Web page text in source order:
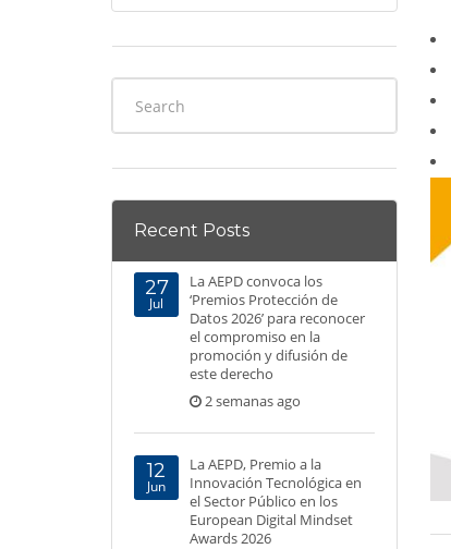
Recent Posts
27
Jul
La AEPD convoca los
‘Premios Protección de
Datos 2026’ para reconocer
el compromiso en la
promoción y difusión de
este derecho
2 semanas ago
12
Jun
La AEPD, Premio a la
Innovación Tecnológica en
el Sector Público en los
European Digital Mindset
Awards 2026